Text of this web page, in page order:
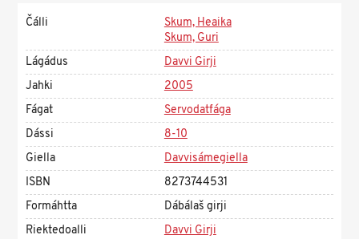
Čálli
Skum, Heaika
Skum, Guri
Lágádus
Davvi Girji
Jahki
2005
Fágat
Servodatfága
Dássi
8-10
Giella
Davvisámegiella
ISBN
8273744531
Formáhtta
Dábálaš girji
Riektedoalli
Davvi Girji